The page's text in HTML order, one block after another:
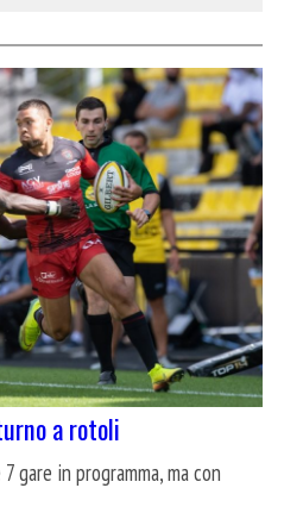
a rotoli
gare in programma, ma con